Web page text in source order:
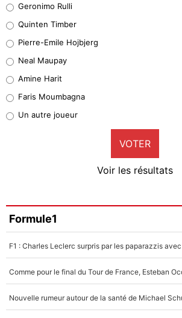
32%
5%
1%
9%
Faris Moumbagna
5%
Un autre joueur
5%
Geronimo Rulli
Quinten Timber
Pierre-Emile Hojbjerg
Neal Maupay
Amine Harit
Faris Moumbagna
Un autre joueur
VOTER
Voir les résultats
Formule1